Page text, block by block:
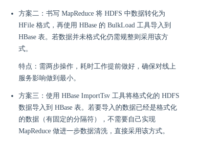
方案二：书写 MapReduce 将 HDFS 中数据转化为
HFile 格式，再使用 HBase 的 BulkLoad 工具导入到
HBase 表。若数据并未格式化仍需规整则采用该方
式。
特点：需两步操作，耗时工作提前做好，确保对线上
服务影响做到最小。
方案三：使用 HBase ImportTsv 工具将格式化的 HDFS
数据导入到 HBase 表。若要导入的数据已经是格式化
的数据（有固定的分隔符），不需要自己实现
MapReduce 做进一步数据清洗，直接采用该方式。